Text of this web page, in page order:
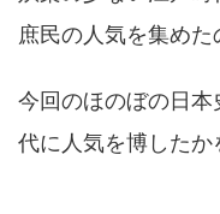
庶民の人気を集めた
今回のほのぼの日
代に人気を博したか